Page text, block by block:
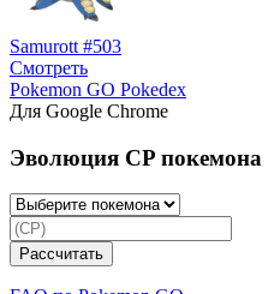
Samurott #503
Смотреть
Pokemon GO Pokedex
Для Google Chrome
Эволюция CP покемона